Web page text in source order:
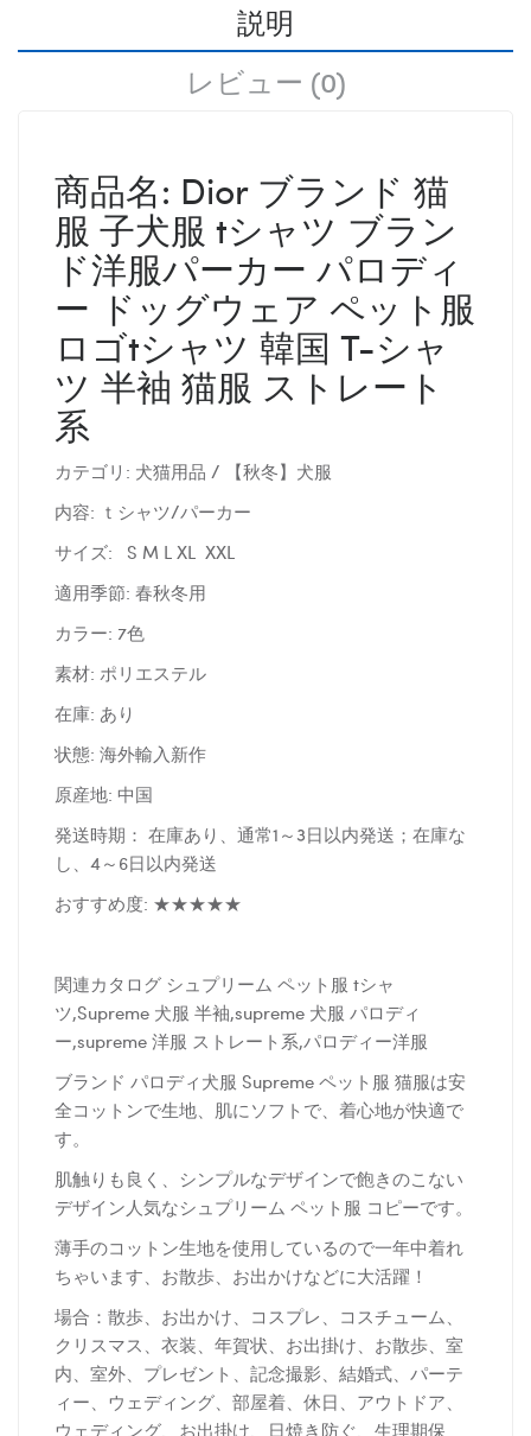
説明
レビュー (0)
商品名: Dior ブランド 猫
服 子犬服 tシャツ ブラン
ド洋服パーカー パロディ
ー ドッグウェア ペット服
ロゴtシャツ 韓国 T-シャ
ツ 半袖 猫服 ストレート
系
カテゴリ: 犬猫用品 / 【秋冬】犬服
内容: ｔシャツ/パーカー
サイズ: S M L XL XXL
適用季節: 春秋冬用
カラー: 7色
素材: ポリエステル
在庫: あり
状態: 海外輸入新作
原産地: 中国
発送時期： 在庫あり、通常1～3日以内発送；在庫な
し、4～6日以内発送
おすすめ度: ★★★★★
関連カタログ シュプリーム ペット服 tシャ
ツ,Supreme 犬服 半袖,supreme 犬服 パロディ
ー,supreme 洋服 ストレート系,パロディー洋服
ブランド パロディ犬服 Supreme ペット服 猫服は安
全コットンで生地、肌にソフトで、着心地が快適で
す。
肌触りも良く、シンプルなデザインで飽きのこない
デザイン人気なシュプリーム ペット服 コピーです。
薄手のコットン生地を使用しているので一年中着れ
ちゃいます、お散歩、お出かけなどに大活躍！
場合：散歩、お出かけ、コスプレ、コスチューム、
クリスマス、衣装、年賀状、お出掛け、お散歩、室
内、室外、プレゼント、記念撮影、結婚式、パーテ
ィー、ウェディング、部屋着、休日、アウトドア、
ウェディング、お出掛け、日焼き防ぐ、生理期保